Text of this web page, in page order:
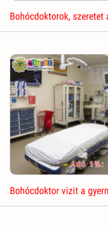
Bohócdoktorok, szeretet
Bohócdoktor vizit a